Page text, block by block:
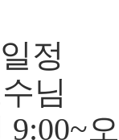
정
님